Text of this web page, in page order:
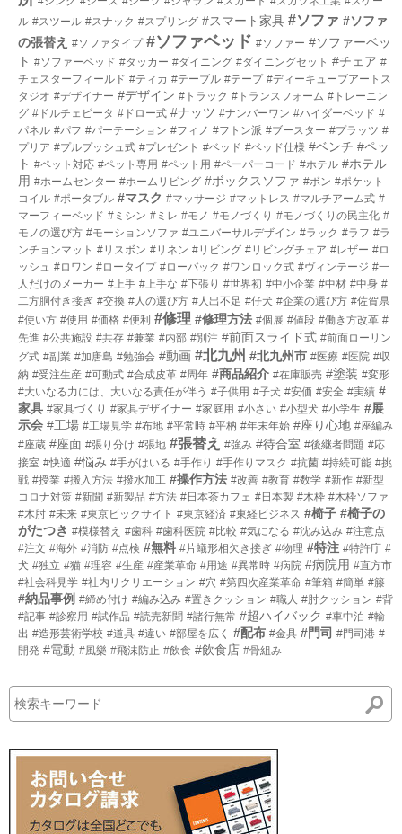
ル #スツール #スナック #スプリング #スマート家具 #ソファ #ソファ
の張替え #ソファタイプ #ソファベッド #ソファー #ソファーベッ
ト #ソファーベッド #タッカー #ダイニング #ダイニングセット #チェア #
チェスターフィールド #ティカ #テーブル #テープ #ディーキューブアートス
タジオ #デザイナー #デザイン #トラック #トランスフォーム #トレーニン
グ #ドルチェビータ #ドロー式 #ナッツ #ナンバーワン #ハイダーベッド #
パネル #パフ #パーテーション #フィノ #フトン派 #ブースター #プラッツ #
プリア #プルプッシュ式 #プレゼント #ベッド #ベッド仕様 #ベンチ #ペッ
ト #ペット対応 #ペット専用 #ペット用 #ペーパーコード #ホテル #ホテル
用 #ホームセンター #ホームリビング #ボックスソファ #ボン #ポケット
コイル #ポータブル #マスク #マッサージ #マットレス #マルチアーム式 #
マーフィーベッド #ミシン #ミレ #モノ #モノづくり #モノづくりの民主化 #
モノの選び方 #モーションソファ #ユニバーサルデザイン #ラック #ラフ #ラ
ンチョンマット #リスボン #リネン #リビング #リビングチェア #レザー #ロ
ッシュ #ロワン #ロータイプ #ローバック #ワンロック式 #ヴィンテージ #一
人だけのメーカー #上手 #上手な #下張り #世界初 #中小企業 #中材 #中身 #
二方胴付き接ぎ #交換 #人の選び方 #人出不足 #仔犬 #企業の選び方 #佐賀県
#使い方 #使用 #価格 #便利 #修理 #修理方法 #個展 #値段 #働き方改革 #
先進 #公共施設 #共存 #兼業 #内部 #別注 #前面スライド式 #前面ローリン
グ式 #副業 #加唐島 #勉強会 #動画 #北九州 #北九州市 #医療 #医院 #収
納 #受注生産 #可動式 #合成皮革 #周年 #商品紹介 #在庫販売 #塗装 #変形
#大いなる力には、大いなる責任が伴う #子供用 #子犬 #安価 #安全 #実績 #
家具 #家具づくり #家具デザイナー #家庭用 #小さい #小型犬 #小学生 #展
示会 #工場 #工場見学 #布地 #平常時 #平枘 #年末年始 #座り心地 #座編み
#座蔵 #座面 #張り分け #張地 #張替え #強み #待合室 #後継者問題 #応
接室 #快適 #悩み #手がはいる #手作り #手作りマスク #抗菌 #持続可能 #挑
戦 #授業 #搬入方法 #撥水加工 #操作方法 #改善 #教育 #数学 #新作 #新型
コロナ対策 #新聞 #新製品 #方法 #日本茶カフェ #日本製 #木枠 #木枠ソファ
#木肘 #未来 #東京ビックサイト #東京経済 #東経ビジネス #椅子 #椅子の
がたつき #模様替え #歯科 #歯科医院 #比較 #気になる #沈み込み #注意点
#注文 #海外 #消防 #点検 #無料 #片蟻形相欠き接ぎ #物理 #特注 #特許庁 #
犬 #独立 #猫 #理容 #生産 #産業革命 #用途 #異常時 #病院 #病院用 #直方市
#社会科見学 #社内リクリエーション #穴 #第四次産業革命 #筆箱 #簡単 #籐
#納品事例 #締め付け #編み込み #置きクッション #職人 #肘クッション #背
#記事 #診察用 #試作品 #読売新聞 #諸行無常 #超ハイバック #車中泊 #輸
出 #造形芸術学校 #道具 #違い #部屋を広く #配布 #金具 #門司 #門司港 #
開発 #電動 #風樂 #飛沫防止 #飲食 #飲食店 #骨組み